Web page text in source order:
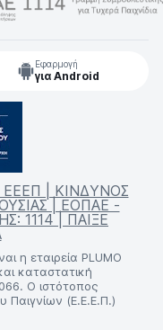
Εφαρμογή
για Android
| ΚΙΝΔΥΝΟΣ
| ΕΟΠΑΕ -
1114 | ΠΑΙΞΕ
η εταιρεία PLUMO
καταστατική
Ο ιστότοπος
Παιγνίων (Ε.Ε.Ε.Π.)